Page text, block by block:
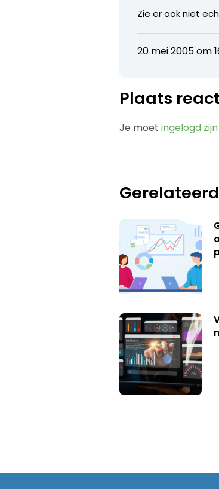
Zie er ook niet
20 mei 2005 om
Plaats
Je moetingelogd